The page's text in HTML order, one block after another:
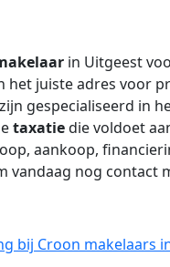
in Uitgeest
het juiste adres voor
gespecialiseerd in
taxatiedie voldoet
aankoop,
vandaag nog contact
bij Croon makelaars